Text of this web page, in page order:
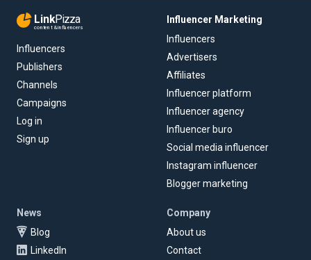
LinkPizza
content & influencers
Influencers
Publishers
Channels
Campaigns
Log in
Sign up
Influencer Marketing
Influencers
Advertisers
Affiliates
Influencer platform
Influencer agency
Influencer buro
Social media influencer
Instagram influencer
Blogger marketing
News
Blog
LinkedIn
Company
About us
Contact